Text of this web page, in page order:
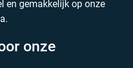
en gemakkelijk op onze
onze